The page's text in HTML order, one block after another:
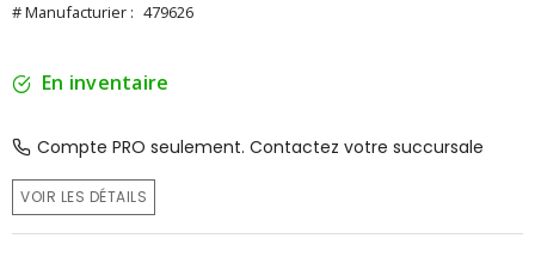
# Manufacturier : 479626
En inventaire
Compte PRO seulement. Contactez votre succursale
VOIR LES DÉTAILS